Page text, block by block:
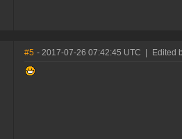
#5 - 2017-07-26 07:42:45 UTC Edited